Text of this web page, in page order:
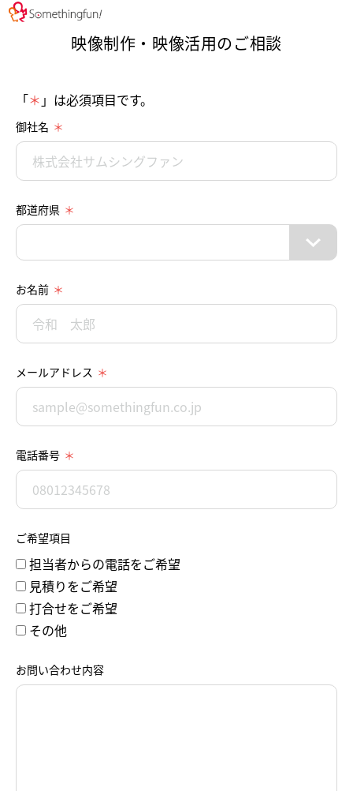
映像制作・映像活用のご相談
「＊ 」は必須項目です。
御社名
都道府県
お名前
メールアドレス
電話番号
ご希望項目
担当者からの電話をご希望
見積りをご希望
打合せをご希望
その他
お問い合わせ内容